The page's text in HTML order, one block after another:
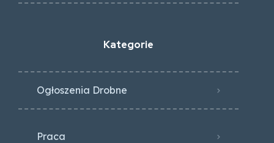
Kategorie
Ogłoszenia Drobne
Praca